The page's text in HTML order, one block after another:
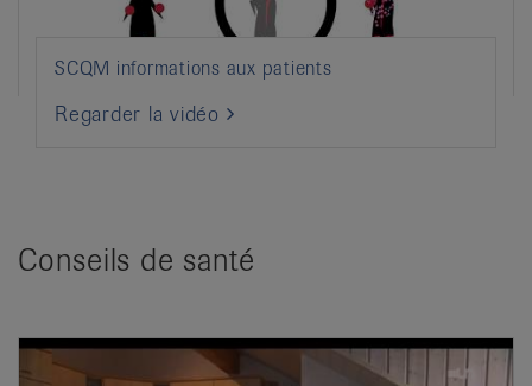
SCQM informations aux patients
Regarder la vidéo
Conseils de santé